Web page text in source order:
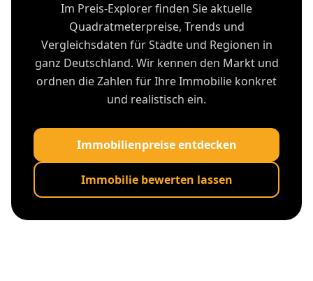
Im Preis-Explorer finden Sie aktuelle
Quadratmeterpreise, Trends und
Vergleichsdaten für Städte und Regionen in
ganz Deutschland. Wir kennen den Markt und
ordnen die Zahlen für Ihre Immobilie konkret
und realistisch ein.
Immobilienpreise entdecken
Immobilie bewerten lassen